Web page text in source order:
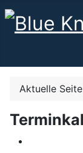
Aktuelle